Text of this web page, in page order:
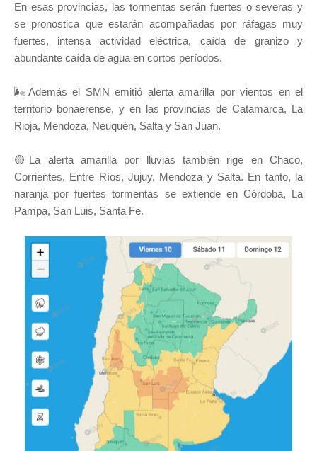
En esas provincias, las tormentas serán fuertes o severas y
se pronostica que estarán acompañadas por ráfagas muy
fuertes, intensa actividad eléctrica, caída de granizo y
abundante caída de agua en cortos períodos.
🌬Además el SMN emitió alerta amarilla por vientos en el
territorio bonaerense, y en las provincias de Catamarca, La
Rioja, Mendoza, Neuquén, Salta y San Juan.
🟡La alerta amarilla por lluvias también rige en Chaco,
Corrientes, Entre Ríos, Jujuy, Mendoza y Salta. En tanto, la
naranja por fuertes tormentas se extiende en Córdoba, La
Pampa, San Luis, Santa Fe.